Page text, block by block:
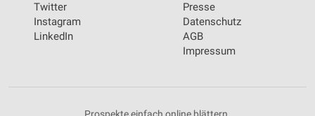
Twitter
Instagram
LinkedIn
Presse
Datenschutz
AGB
Impressum
Prospekte einfach online blättern.